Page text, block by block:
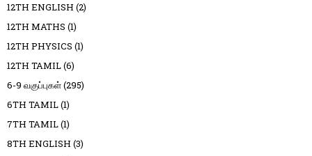
12TH ENGLISH (2)
12TH MATHS (1)
12TH PHYSICS (1)
12TH TAMIL(6)
6-9 வகுப்புகள்(295)
6TH TAMIL(1)
7TH TAMIL(1)
8TH ENGLISH (3)